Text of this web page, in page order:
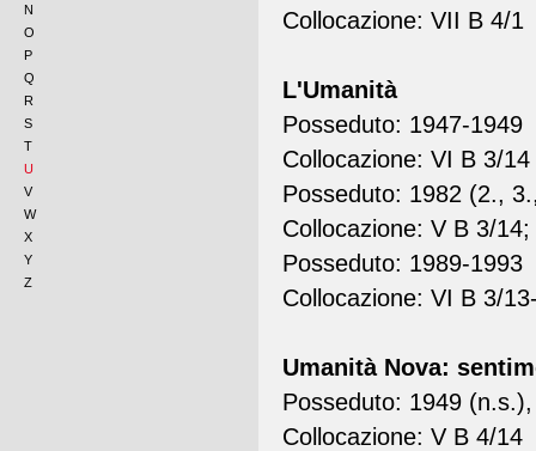
Collocazione: VII B 4/1
L'Umanità
Posseduto: 1947-1949
Collocazione: VI B 3/14
Posseduto: 1982 (2.,
Collocazione: V B 3/
Posseduto: 1989-1993
Collocazione: VI B 3/
Umanità Nova:
Posseduto: 1949
Collocazione: V B 4/14
N
O
P
Q
R
S
T
U
V
W
X
Y
Z